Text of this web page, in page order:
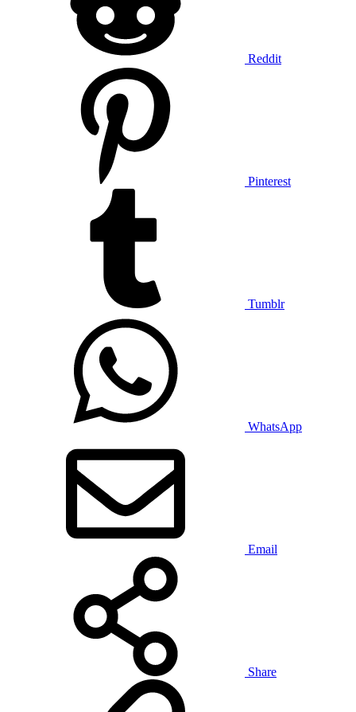
Reddit
Pinterest
Tumblr
WhatsApp
Email
Share